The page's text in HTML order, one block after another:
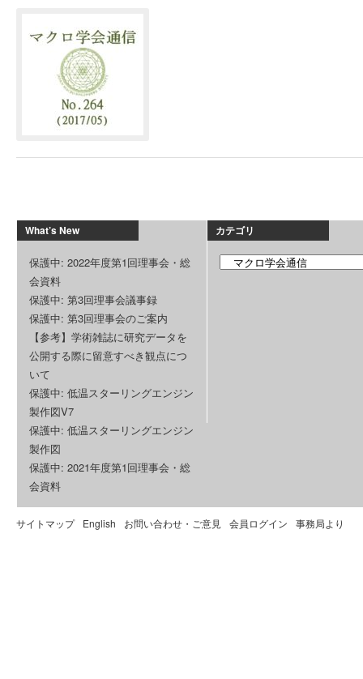
What’s New
保護中: 2022年度第1回理事会・総
会資料
保護中: 第3回理事会議事録
保護中: 第3回理事会のご案内
【参考】学術雑誌に研究データを
公開する際に留意すべき観点につ
いて
保護中: 低温スターリングエンジン
製作図V7
保護中: 低温スターリングエンジン
製作図
保護中: 2021年度第1回理事会・総
会資料
カテゴリ
サイトマップ English お問い合わせ・ご意見 会員ログイン 事務局より